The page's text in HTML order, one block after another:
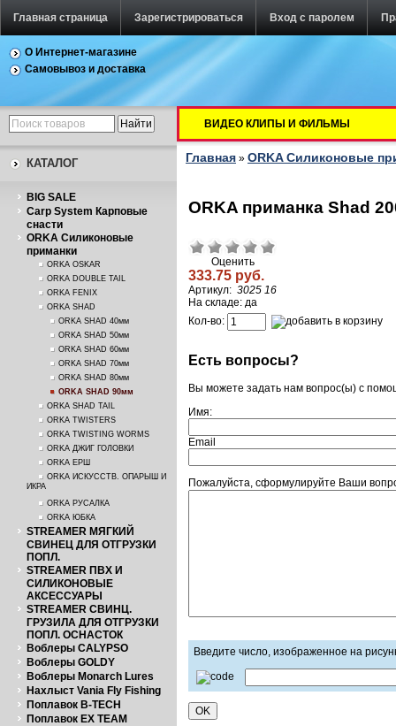
Главная страница Зарегистрироваться Вход с паролем
О Интернет-магазине
Самовывоз и доставка
КАТАЛОГ
BIG SALE
Carp System Карповые
снасти
ORKA Силиконовые
приманки
ORKA OSKAR
ORKA DOUBLE TAIL
ORKA FENIX
ORKA SHAD
ORKA SHAD 40мм
ORKA SHAD 50мм
ORKA SHAD 60мм
ORKA SHAD 70мм
ORKA SHAD 80мм
ORKA SHAD 90мм
ORKA SHAD TAIL
ORKA TWISTERS
ORKA TWISTING WORMS
ORKA ДЖИГ ГОЛОВКИ
ORKA ЕРШ
ORKA ИСКУССТВ. ОПАРЫШ И
ИКРА
ORKA РУСАЛКА
ORKA ЮБКА
STREAMER МЯГКИЙ
СВИНЕЦ ДЛЯ ОТГРУЗКИ
ПОПЛ.
STREAMER ПВХ И
СИЛИКОНОВЫЕ
АКСЕССУАРЫ
STREAMER СВИНЦ.
ГРУЗИЛА ДЛЯ ОТГРУЗКИ
ПОПЛ. ОСНАСТОК
Воблеры CALYPSO
Воблеры GOLDY
Воблеры Monarch Lures
Нахлыст Vania Fly Fishing
Поплавок B-TECH
Поплавок EX TEAM
ВИДЕО КЛИПЫ И ФИЛЬМЫ
Главная » ORKA Силиконовые
ORKA приманка Shad
Оценить
333.75 руб.
Артикул: 3025 16
На складе: да
Кол-во:
Есть вопросы?
Вы можете задать нам вопрос(ы) с
Имя:
Email
Пожалуйста, сформулируйте Ваши
Введите число, изображенное на